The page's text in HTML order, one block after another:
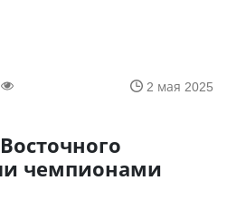
2 мая 2025
чемпионами